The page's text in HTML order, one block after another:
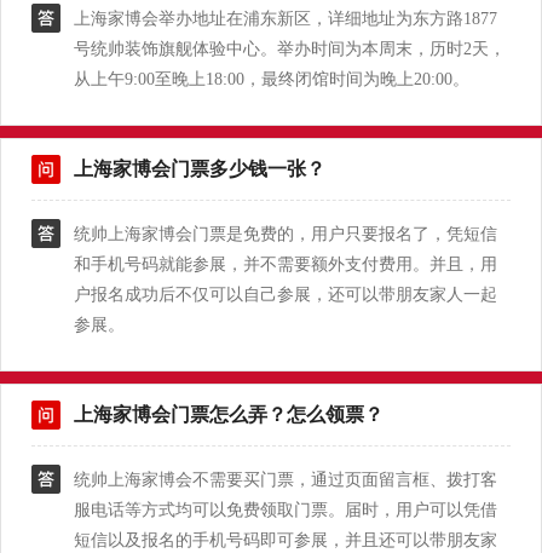
上海家博会举办地址在浦东新区，详细地址为东方路1877
号统帅装饰旗舰体验中心。举办时间为本周末，历时2天，
从上午9:00至晚上18:00，最终闭馆时间为晚上20:00。
上海家博会门票多少钱一张？
统帅上海家博会门票是免费的，用户只要报名了，凭短信
和手机号码就能参展，并不需要额外支付费用。并且，用
户报名成功后不仅可以自己参展，还可以带朋友家人一起
参展。
上海家博会门票怎么弄？怎么领票？
统帅上海家博会不需要买门票，通过页面留言框、拨打客
服电话等方式均可以免费领取门票。届时，用户可以凭借
短信以及报名的手机号码即可参展，并且还可以带朋友家